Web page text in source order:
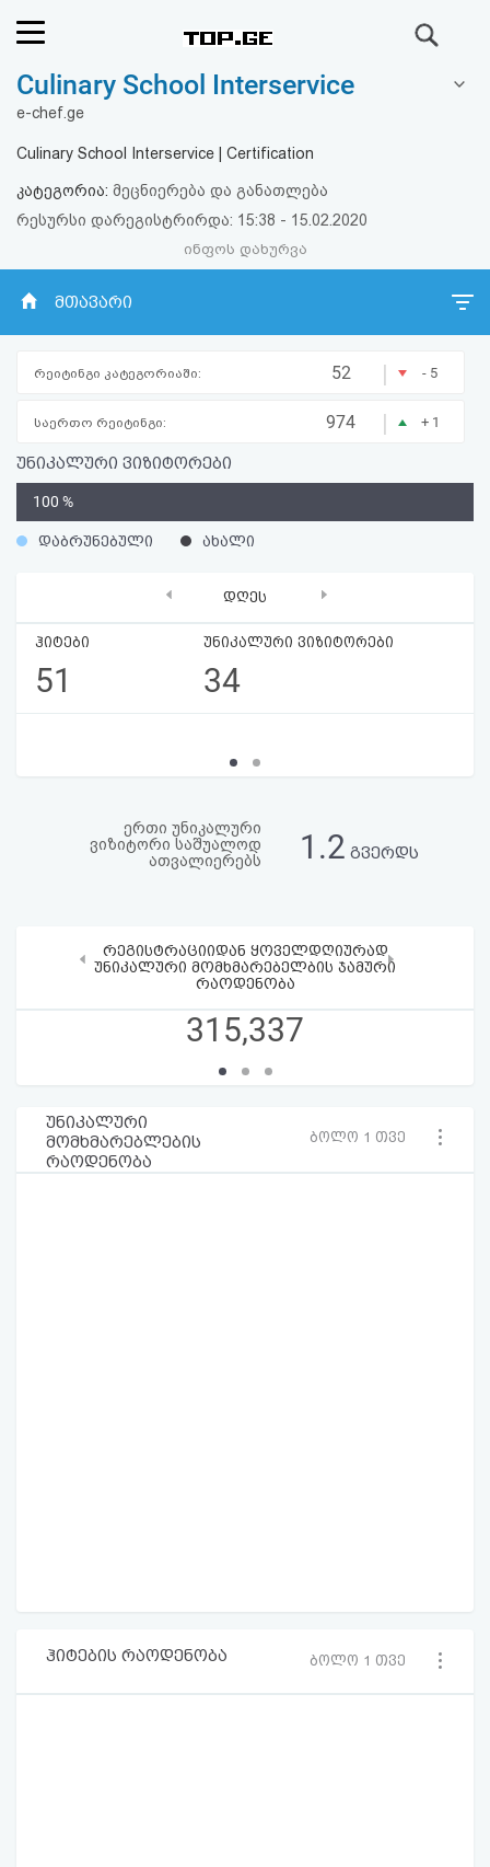
რეიტინგი
ფოსტა
პასუხი
პაროლის
აღდგენა
სალიცენზიო
Culinary School Interservice
e-chef.ge
Culinary School Interservice | Certification
კატეგორია: მეცნიერება და განათლება
რესურსი დარეგისტრირდა: 15:38 - 15.02.2020
ინფოს დახურვა
მთავარი
რეიტინგი კატეგორიაში: 52 | - 5
საერთო რეიტინგი: 974 | + 1
უნიკალური ვიზიტორები
%
100 %
დაბრუნებული ახალი
დღეს
ჰიტები
51
უნიკალური ვიზიტორები
34
‹ ›
ერთი უნიკალური
ვიზიტორი საშუალოდ
ათვალიერებს
1.2 გვერდს
რეგისტრაციიდან ყოველდღიურად
უნიკალური მომხმარებელბის ჯამური
რაოდენობა
315,337
‹ ›
უნიკალური
მომხმარებლების
რაოდენობა
ბოლო 1 თვე
ჰიტების რაოდენობა ბოლო 1 თვე